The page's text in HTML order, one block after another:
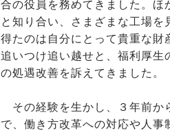
合の役員を務めてきました。ほ
と知り合い、さまざまな工場を
得たのは自分にとって貴重な財
追いつけ追い越せと、福利厚生
の処遇改善を訴えてきました。
その経験を生かし、３年前か
で、働き方改革への対応や人事